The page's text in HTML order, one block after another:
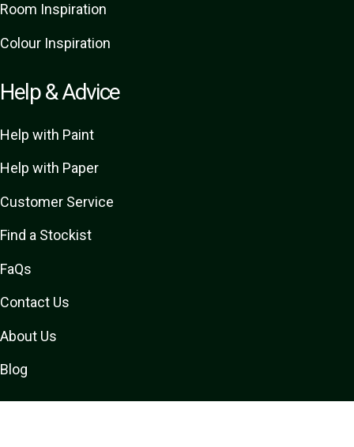
Room Inspiration
Colour Inspiration
Help & Advice
Help with Paint
Help with Paper
Customer Service
Find a Stockist
FaQs
Contact Us
About Us
Blog